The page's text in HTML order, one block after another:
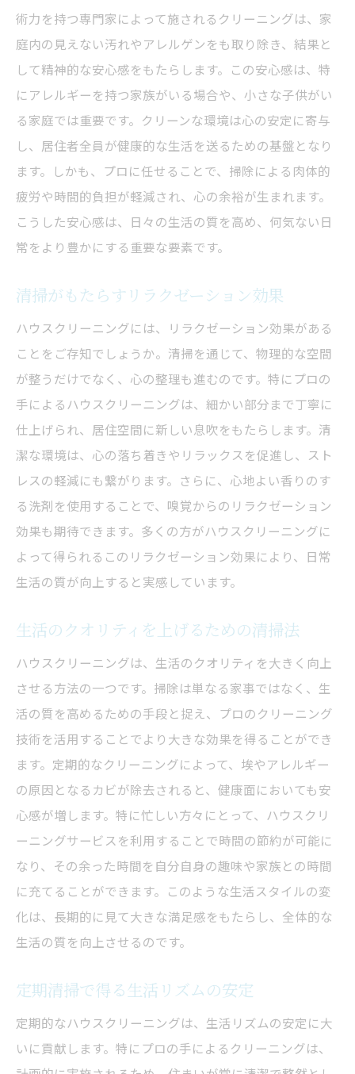
術力を持つ専門家によって施されるクリーニングは、家
庭内の見えない汚れやアレルゲンをも取り除き、結果と
して精神的な安心感をもたらします。この安心感は、特
にアレルギーを持つ家族がいる場合や、小さな子供がい
る家庭では重要です。クリーンな環境は心の安定に寄与
し、居住者全員が健康的な生活を送るための基盤となり
ます。しかも、プロに任せることで、掃除による肉体的
疲労や時間的負担が軽減され、心の余裕が生まれます。
こうした安心感は、日々の生活の質を高め、何気ない日
常をより豊かにする重要な要素です。
清掃がもたらすリラクゼーション効果
ハウスクリーニングには、リラクゼーション効果がある
ことをご存知でしょうか。清掃を通じて、物理的な空間
が整うだけでなく、心の整理も進むのです。特にプロの
手によるハウスクリーニングは、細かい部分まで丁寧に
仕上げられ、居住空間に新しい息吹をもたらします。清
潔な環境は、心の落ち着きやリラックスを促進し、スト
レスの軽減にも繋がります。さらに、心地よい香りのす
る洗剤を使用することで、嗅覚からのリラクゼーション
効果も期待できます。多くの方がハウスクリーニングに
よって得られるこのリラクゼーション効果により、日常
生活の質が向上すると実感しています。
生活のクオリティを上げるための清掃法
ハウスクリーニングは、生活のクオリティを大きく向上
させる方法の一つです。掃除は単なる家事ではなく、生
活の質を高めるための手段と捉え、プロのクリーニング
技術を活用することでより大きな効果を得ることができ
ます。定期的なクリーニングによって、埃やアレルギー
の原因となるカビが除去されると、健康面においても安
心感が増します。特に忙しい方々にとって、ハウスクリ
ーニングサービスを利用することで時間の節約が可能に
なり、その余った時間を自分自身の趣味や家族との時間
に充てることができます。このような生活スタイルの変
化は、長期的に見て大きな満足感をもたらし、全体的な
生活の質を向上させるのです。
定期清掃で得る生活リズムの安定
定期的なハウスクリーニングは、生活リズムの安定に大
いに貢献します。特にプロの手によるクリーニングは、